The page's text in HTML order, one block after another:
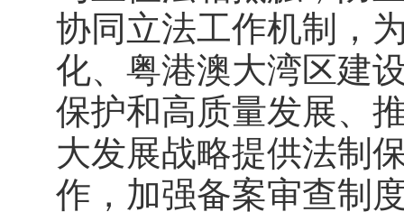
协同立法工作机制，
化、粤港澳大湾区建
保护和高质量发展、
大发展战略提供法制
作，加强备案审查制